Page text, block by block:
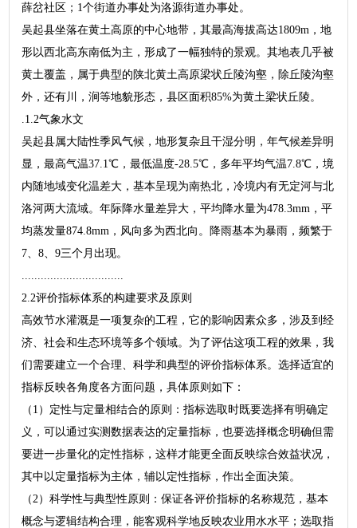
薛岔社区；1个街道办事处为洛源街道办事处。
吴起县坐落在黄土高原的中心地带，其最高海拔高达1809m，地
形以西北高东南低为主，形成了一幅独特的景观。其地表几乎被
黄土覆盖，属于典型的陕北黄土高原梁状丘陵沟壑，除丘陵沟壑
外，还有川，涧等地貌形态，县区面积85%为黄土梁状丘陵。
.1.2气象水文
吴起县属大陆性季风气候，地形复杂且干湿分明，年气候差异明
显，最高气温37.1℃，最低温度-28.5℃，多年平均气温7.8℃，境
内随地域变化温差大，基本呈现为南热北，冷境内有无定河与北
洛河两大流域。年际降水量差异大，平均降水量为478.3mm，平
均蒸发量874.8mm，风向多为西北向。降雨基本为暴雨，频繁于
7、8、9三个月出现。
2.2评价指标体系的构建要求及原则
高效节水灌溉是一项复杂的工程，它的影响因素众多，涉及到经
济、社会和生态环境等多个领域。为了评估这项工程的效果，我
们需要建立一个合理、科学和典型的评价指标体系。选择适宜的
指标反映各角度各方面问题，具体原则如下：
（1）定性与定量相结合的原则：指标选取时既要选择有明确定
义，可以通过实测数据表达的定量指标，也要选择概念明确但需
要进一步量化的定性指标，这样才能更全面反映综合效益状况，
其中以定量指标为主体，辅以定性指标，作出全面决策。
（2）科学性与典型性原则：保证各评价指标的名称规范，基本
概念与逻辑结构合理，能客观科学地反映农业用水水平；选取指